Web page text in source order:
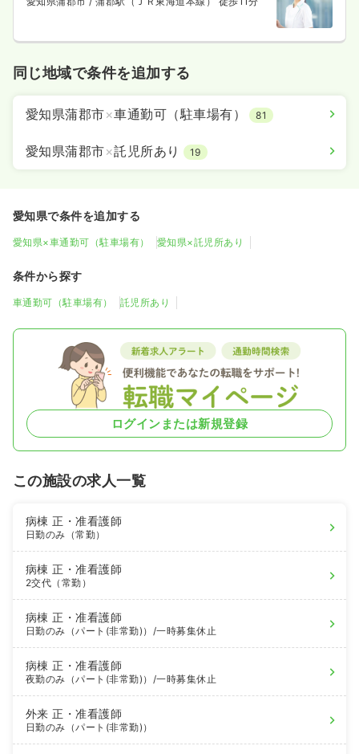
同じ地域で条件を追加する
愛知県蒲郡市×車通勤可（駐車場有） 81
愛知県蒲郡市×託児所あり 19
愛知県で条件を追加する
愛知県×車通勤可（駐車場有） 愛知県×託児所あり
条件から探す
車通勤可（駐車場有） 託児所あり
ログインまたは新規登録
この施設の求人一覧
病棟正・准看護師
日勤のみ（常勤）
病棟正・准看護師
2交代（常勤）
病棟正・准看護師
日勤のみ（パート(非常勤)） /一時募集休止
病棟正・准看護師
夜勤のみ（パート(非常勤)） /一時募集休止
外来正・准看護師
日勤のみ（パート(非常勤)）